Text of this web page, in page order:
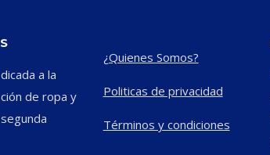
a la
de ropa y
¿Quienes Somos?
Politicas de privacidad
Términos y condiciones